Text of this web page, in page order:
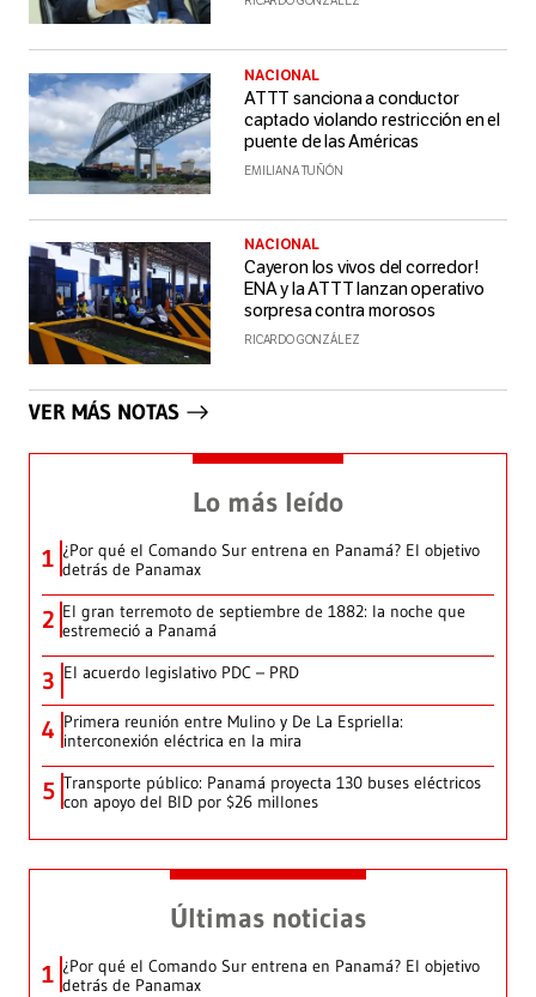
NACIONAL
ATTT sanciona a conductor
captado violando restricción en el
puente de las Américas
EMILIANA TUÑÓN
NACIONAL
Cayeron los vivos del corredor!
ENA y la ATTT lanzan operativo
sorpresa contra morosos
RICARDO GONZÁLEZ
VER MÁS NOTAS
Lo más leído
1 ¿Por qué el Comando Sur entrena en Panamá? El objetivo
detrás de Panamax
2 El gran terremoto de septiembre de 1882: la noche que
estremeció a Panamá
3 El acuerdo legislativo PDC – PRD
4 Primera reunión entre Mulino y De La Espriella:
interconexión eléctrica en la mira
5 Transporte público: Panamá proyecta 130 buses eléctricos
con apoyo del BID por $26 millones
Últimas noticias
1 ¿Por qué el Comando Sur entrena en Panamá? El objetivo
detrás de Panamax